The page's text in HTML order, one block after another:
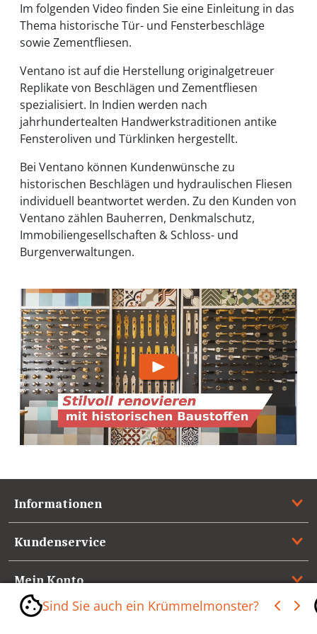
Im folgenden Video finden Sie eine Einleitung in das
Thema historische Tür- und Fensterbeschläge
sowie Zementfliesen.
Ventano ist auf die Herstellung originalgetreuer
Replikate von Beschlägen und Zementfliesen
spezialisiert. In Indien werden nach
jahrhundertealten Handwerkstraditionen antike
Fensteroliven und Türklinken hergestellt.
Bei Ventano können Kundenwünsche zu
historischen Beschlägen und hydraulischen Fliesen
individuell beantwortet werden. Zu den Kunden von
Ventano zählen Bauherren, Denkmalschutz,
Immobiliengesellschaften & Schloss- und
Burgenverwaltungen.
Informationen
Kundenservice
Mein Konto
Referenzen
Sind Sie auch ein Krümmelmonster?